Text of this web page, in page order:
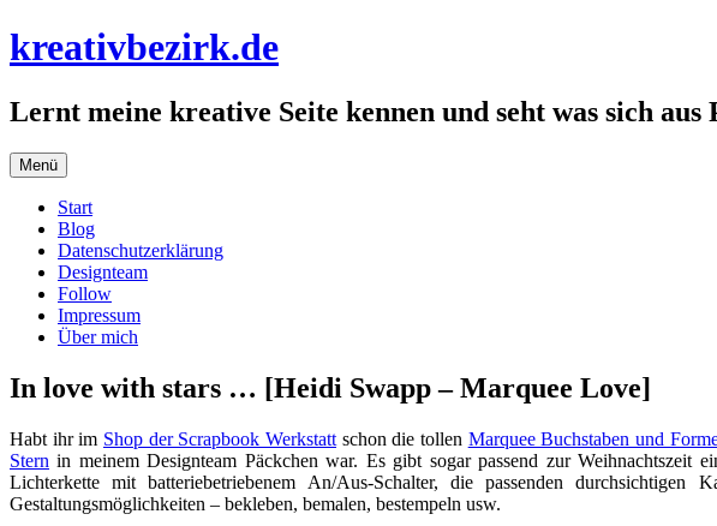
Zum
Inhalt
kreativbezirk.de
Lernt meine kreative Seite kennen und seht was sich aus
Menü
Start
Blog
Datenschutzerklärung
Designteam
Follow
Impressum
Über mich
In love with stars … [Heidi Swapp – Marquee Love]
Habt ihr im Shop der Scrapbook Werkstatt schon die tollen Marquee Buchstaben und
Stern in meinem Designteam Päckchen war. Es gibt sogar passend zur Weihnachtszeit
Lichterkette mit batteriebetriebenem An/Aus-Schalter, die passenden
Gestaltungsmöglichkeiten – bekleben, bemalen, bestempeln usw.